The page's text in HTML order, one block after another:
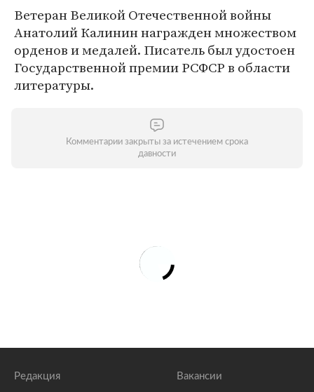
Ветеран Великой Отечественной войны
Анатолий Калинин награжден множеством
орденов и медалей. Писатель был удостоен
Государственной премии РСФСР в области
литературы.
Комментарии закрыты за истечением срока
давности
Редакция Вакансии